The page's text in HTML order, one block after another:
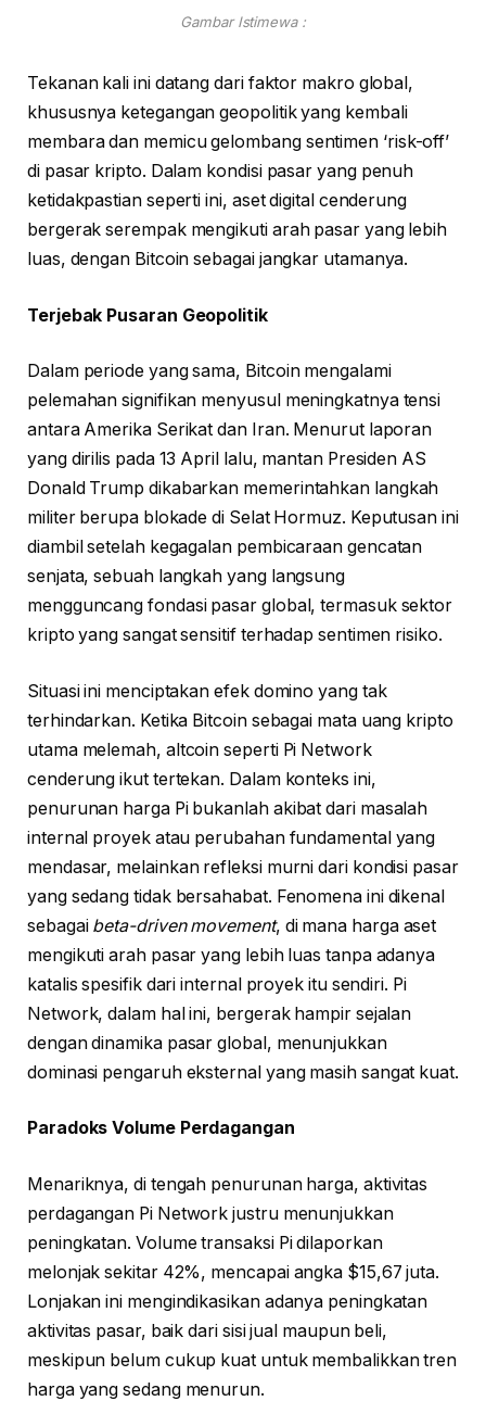
Gambar Istimewa :
Tekanan kali ini datang dari faktor makro global,
khususnya ketegangan geopolitik yang kembali
membara dan memicu gelombang sentimen ‘risk-off’
di pasar kripto. Dalam kondisi pasar yang penuh
ketidakpastian seperti ini, aset digital cenderung
bergerak serempak mengikuti arah pasar yang lebih
luas, dengan Bitcoin sebagai jangkar utamanya.
Terjebak Pusaran Geopolitik
Dalam periode yang sama, Bitcoin mengalami
pelemahan signifikan menyusul meningkatnya tensi
antara Amerika Serikat dan Iran. Menurut laporan
yang dirilis pada 13 April lalu, mantan Presiden AS
Donald Trump dikabarkan memerintahkan langkah
militer berupa blokade di Selat Hormuz. Keputusan ini
diambil setelah kegagalan pembicaraan gencatan
senjata, sebuah langkah yang langsung
mengguncang fondasi pasar global, termasuk sektor
kripto yang sangat sensitif terhadap sentimen risiko.
Situasi ini menciptakan efek domino yang tak
terhindarkan. Ketika Bitcoin sebagai mata uang kripto
utama melemah, altcoin seperti Pi Network
cenderung ikut tertekan. Dalam konteks ini,
penurunan harga Pi bukanlah akibat dari masalah
internal proyek atau perubahan fundamental yang
mendasar, melainkan refleksi murni dari kondisi pasar
yang sedang tidak bersahabat. Fenomena ini dikenal
sebagai beta-driven movement, di mana harga aset
mengikuti arah pasar yang lebih luas tanpa adanya
katalis spesifik dari internal proyek itu sendiri. Pi
Network, dalam hal ini, bergerak hampir sejalan
dengan dinamika pasar global, menunjukkan
dominasi pengaruh eksternal yang masih sangat kuat.
Paradoks Volume Perdagangan
Menariknya, di tengah penurunan harga, aktivitas
perdagangan Pi Network justru menunjukkan
peningkatan. Volume transaksi Pi dilaporkan
melonjak sekitar 42%, mencapai angka $15,67 juta.
Lonjakan ini mengindikasikan adanya peningkatan
aktivitas pasar, baik dari sisi jual maupun beli,
meskipun belum cukup kuat untuk membalikkan tren
harga yang sedang menurun.